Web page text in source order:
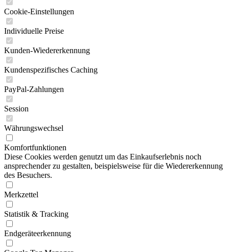
Cookie-Einstellungen
Individuelle Preise
Kunden-Wiedererkennung
Kundenspezifisches Caching
PayPal-Zahlungen
Session
Währungswechsel
Komfortfunktionen
Diese Cookies werden genutzt um das Einkaufserlebnis noch
ansprechender zu gestalten, beispielsweise für die Wiedererkennung
des Besuchers.
Merkzettel
Statistik & Tracking
Endgeräteerkennung